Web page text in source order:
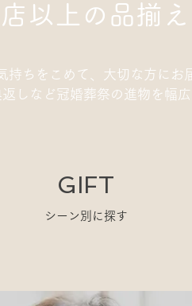
以上の品揃え
持ちをこめて、大切な方にお
しなど冠婚葬祭の進物を幅
GIFT
​シーン別に探す